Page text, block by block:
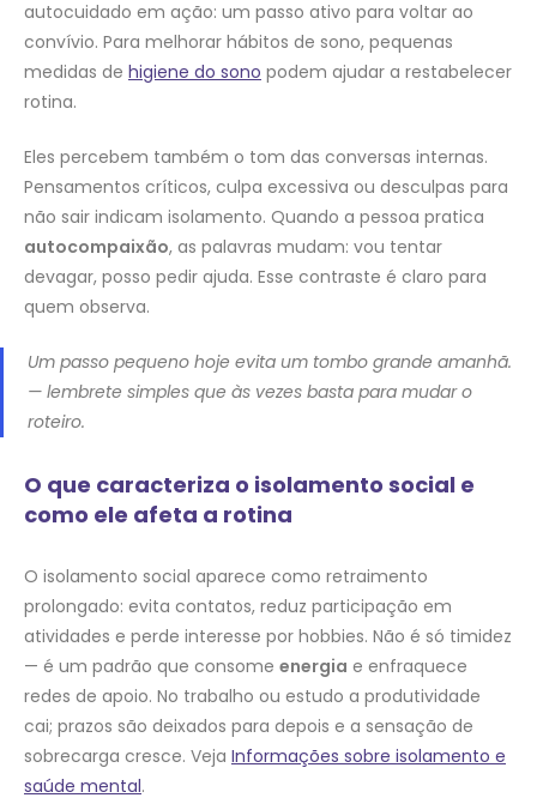
autocuidado em ação: um passo ativo para voltar ao
convívio. Para melhorar hábitos de sono, pequenas
medidas de higiene do sono podem ajudar a restabelecer
rotina.
Eles percebem também o tom das conversas internas.
Pensamentos críticos, culpa excessiva ou desculpas para
não sair indicam isolamento. Quando a pessoa pratica
autocompaixão, as palavras mudam: vou tentar
devagar, posso pedir ajuda. Esse contraste é claro para
quem observa.
Um passo pequeno hoje evita um tombo grande amanhã.
— lembrete simples que às vezes basta para mudar o
roteiro.
O que caracteriza o isolamento social e
como ele afeta a rotina
O isolamento social aparece como retraimento
prolongado: evita contatos, reduz participação em
atividades e perde interesse por hobbies. Não é só timidez
— é um padrão que consome energia e enfraquece
redes de apoio. No trabalho ou estudo a produtividade
cai; prazos são deixados para depois e a sensação de
sobrecarga cresce. Veja Informações sobre isolamento e
saúde mental.